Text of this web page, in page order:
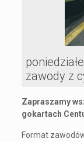
zawody z
Zapraszamy
gokartach
Format